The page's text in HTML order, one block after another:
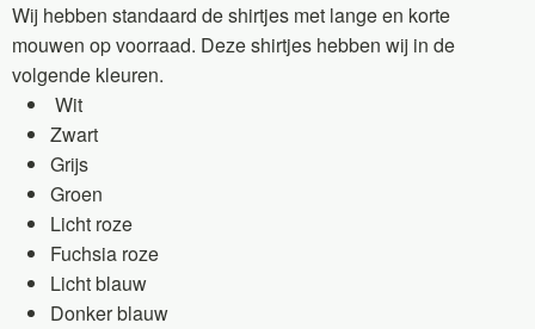
Wij hebben standaard de shirtjes met lange en korte
mouwen op voorraad. Deze shirtjes hebben wij in de
volgende kleuren.
Wit
Zwart
Grijs
Groen
Licht roze
Fuchsia roze
Licht blauw
Donker blauw